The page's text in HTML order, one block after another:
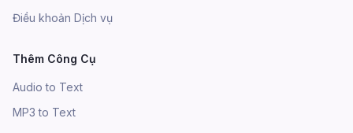
Điều khoản Dịch vụ
Thêm Công Cụ
Audio to Text
MP3 to Text